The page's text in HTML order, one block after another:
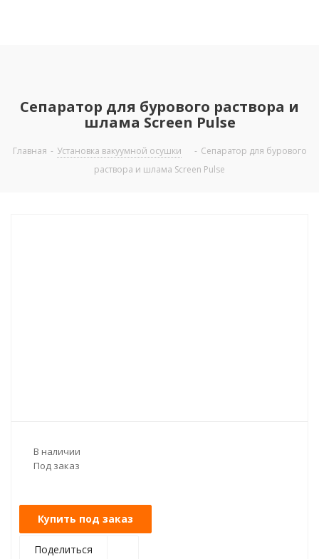
Сепаратор для бурового раствора и
шлама Screen Pulse
Главная - Установка вакуумной осушки - Сепаратор для бурового
раствора и шлама Screen Pulse
В наличии
Под заказ
Купить под заказ
Поделиться